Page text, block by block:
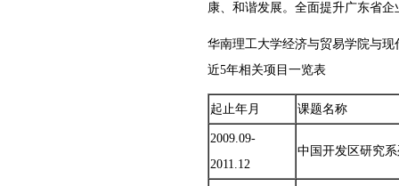
康、和谐发展。全面提升广东省
华南理工大学经济与贸易学院与
近5年相关项目一览表
起止年月 课题名称
2009.09-
2011.12
中国开发区研究